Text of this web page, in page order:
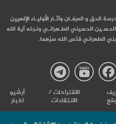
الحق و العرفـان وآثـار الأوليـاء الإلهيين
الحسيني الطـهرانـي ونجله آية الله
الطهراني قدّس الله سرّهما.
صفحة
صفحة
الاقتراحات /
الانتقادات
آرشیو
اخبار